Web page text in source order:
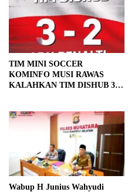
TIM MINI SOCCER
KOMINFO MUSI RAWAS
KALAHKAN TIM DISHUB 3-2
Wabup H Junius Wahyudi